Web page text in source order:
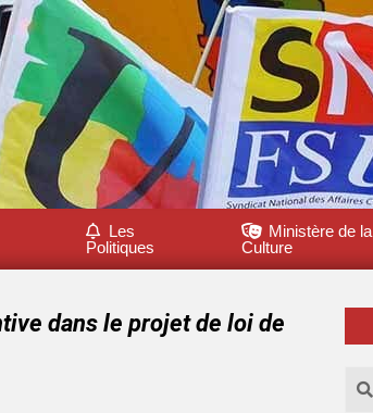
Les
Politiques
Ministère de la
Culture
dans le projet de loi de